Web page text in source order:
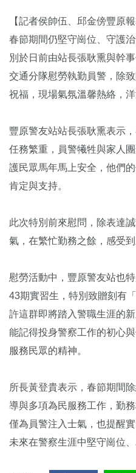
【記者侯帥伍、邱金傍豐原
春節期間仍堅守崗位、守護
別於日前由站長張耿熏與幹
交通分隊慰勞執勤員警，除
祝福，現場氣氛溫馨熱絡，洋
豐原警友站站長張耿熏表示
任務繁重，員警犧牲與家人
護民眾馬年馬上安全，他們
肯定與支持。
此次特別前來慰問，除表達
氣，在繁忙勤務之餘，感受
慰勞活動中，豐原警友站也
43期實習生，特別致贈刻有
許這群即將踏入警職生涯的
能記得投身警察工作的初心
服務民眾的精神。
所長黃登貴表示，春節期間
導與多項為民服務工作，勤
僅為員警注入士氣，也提醒
未來在警察生涯中堅守崗位、